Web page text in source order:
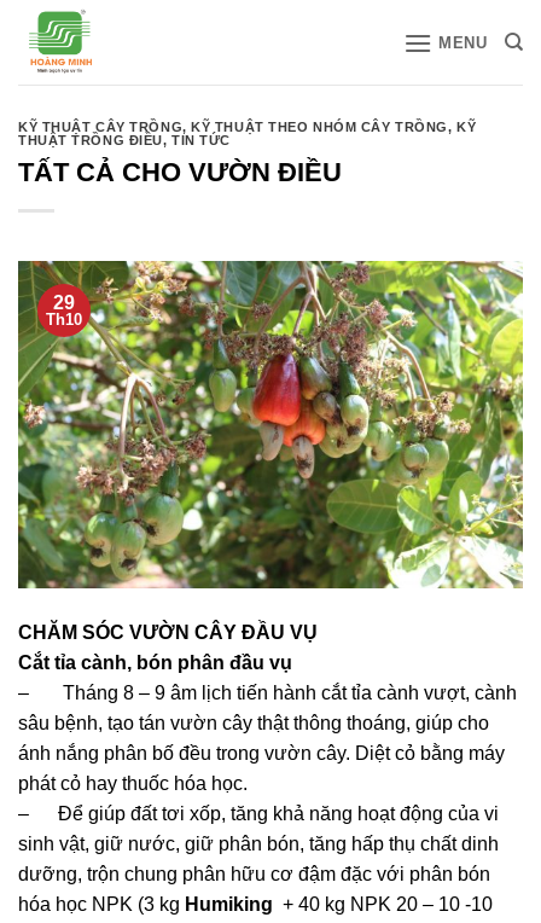
qua
MENU
KỸ THUẬT CÂY TRỒNG,KỸ THUẬT THEO NHÓM CÂY TRỒNG,KỸ
THUẬT TRỒNG ĐIỀU,TIN TỨC
TẤT CẢ CHO VƯỜN ĐIỀU
29
Th10
CHĂM SÓC VƯỜN CÂY ĐẦU VỤ
Cắt tỉa cành, bón phân đầu vụ
– Tháng 8 – 9 âm lịch tiến hành cắt tỉa cành vượt, cành
sâu bệnh, tạo tán vườn cây thật thông thoáng, giúp cho
ánh nắng phân bố đều trong vườn cây. Diệt cỏ bằng máy
phát cỏ hay thuốc hóa học.
– Để giúp đất tơi xốp, tăng khả năng hoạt động của vi
sinh vật, giữ nước, giữ phân bón, tăng hấp thụ chất dinh
dưỡng, trộn chung phân hữu cơ đậm đặc với phân bón
hóa học NPK (3 kg Humiking + 40 kg NPK 20 – 10 -10